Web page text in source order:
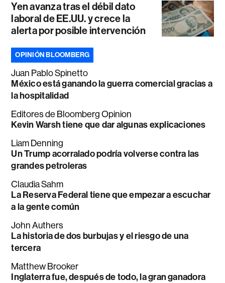
Yen avanza tras el débil dato
laboral de EE.UU. y crece la
alerta por posible intervención
OPINIÓN BLOOMBERG
Juan Pablo Spinetto
México está ganando la guerra comercial gracias a
la hospitalidad
Editores de Bloomberg Opinion
Kevin Warsh tiene que dar algunas explicaciones
Liam Denning
Un Trump acorralado podría volverse contra las
grandes petroleras
Claudia Sahm
La Reserva Federal tiene que empezar a escuchar
a la gente común
John Authers
La historia de dos burbujas y el riesgo de una
tercera
Matthew Brooker
Inglaterra fue, después de todo, la gran ganadora